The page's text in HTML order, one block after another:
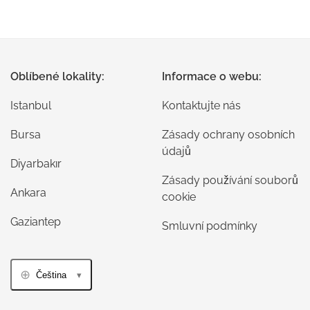
Oblíbené lokality:
Istanbul
Bursa
Diyarbakır
Ankara
Gaziantep
Informace o webu:
Kontaktujte nás
Zásady ochrany osobních
údajů
Zásady používání souborů
cookie
Smluvní podmínky
Čeština